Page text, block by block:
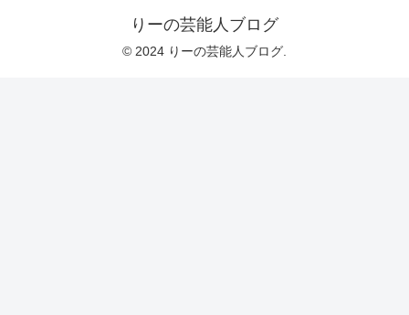
りーの芸能人ブログ
© 2024 りーの芸能人ブログ.